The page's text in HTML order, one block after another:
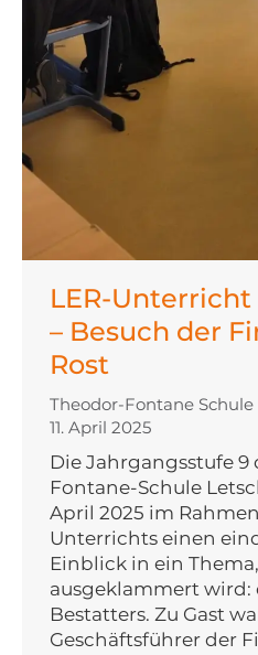
LER-
– Besuch der
Rost
Theodor-Fontane Schule
11. April 2025
Die Jahrgangsstufe 9
Fontane-Schule
April 2025 im
Unterrichts einen
Einblick in ein
ausgeklammert wird:
Bestatters. Zu Gast
Geschäftsführer der